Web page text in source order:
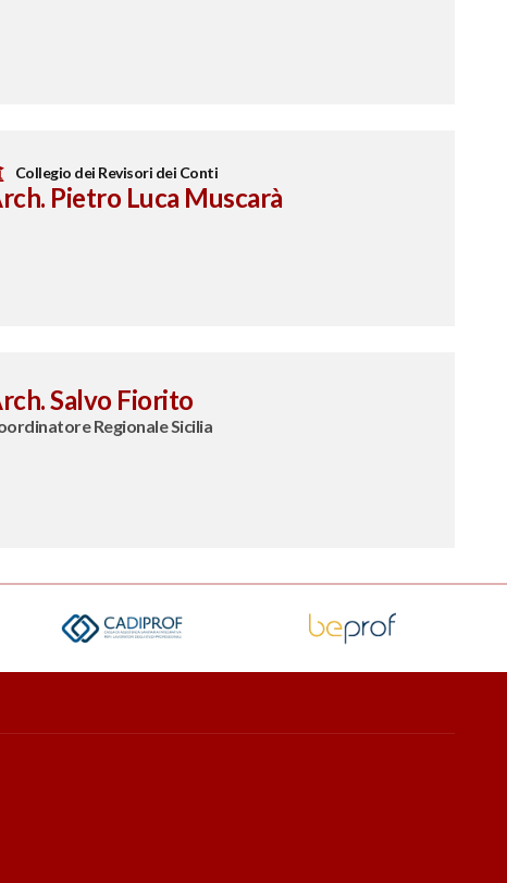
Collegio dei Revisori dei Conti
Pietro Luca Muscarà
Salvo Fiorito
Regionale Sicilia